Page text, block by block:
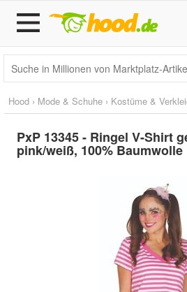
Hood › Mode & Schuhe › Kostüme &
PxP 13345 - Ringel V-Shirt
pink/weiß, 100% Baumwolle